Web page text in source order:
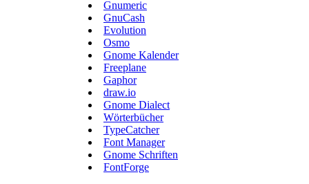
Gnumeric
GnuCash
Evolution
Osmo
Gnome Kalender
Freeplane
Gaphor
draw.io
Gnome Dialect
Wörterbücher
TypeCatcher
Font Manager
Gnome Schriften
FontForge